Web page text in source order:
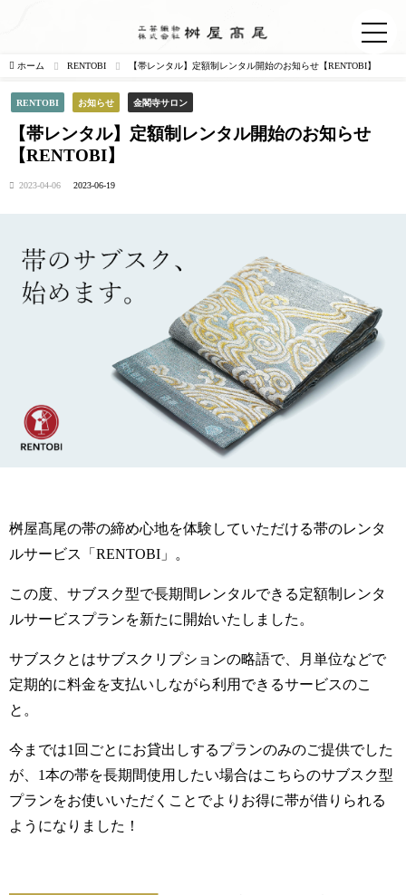
ホーム RENTOBI 【帯レンタル】定額制レンタル開始のお知らせ【RENTOBI】
RENTOBI お知らせ 金閣寺サロン
【帯レンタル】定額制レンタル開始のお知らせ
【RENTOBI】
2023-04-06 2023-06-19
桝屋髙尾の帯の締め心地を体験していただける帯のレンタ
ルサービス「RENTOBI」。
この度、 サブスク型で長期間レンタルできる定額制レンタ
ルサービスプランを新たに開始いたしました。
サブスクとはサブスクリプションの略語で、月単位などで
定期的に料金を支払いしながら利用できるサービスのこ
と。
今までは1回ごとにお貸出しするプランのみのご提供でした
が、1本の帯を長期間使用したい場合はこちらのサブスク型
プランをお使いいただくことでよりお得に帯が借りられる
ようになりました！